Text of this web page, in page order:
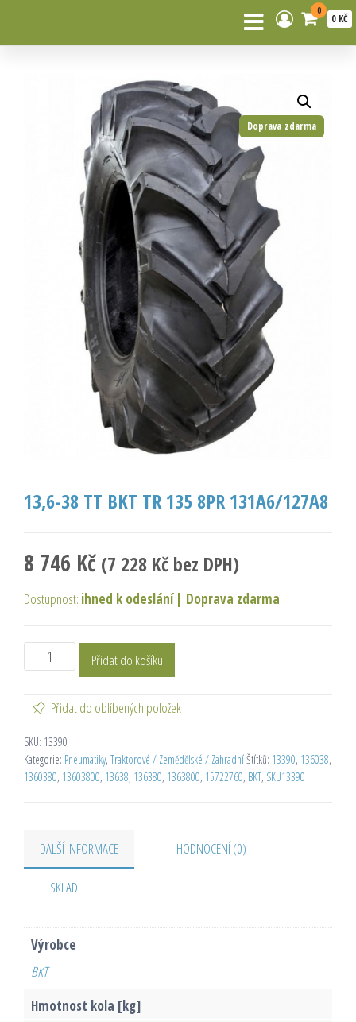
0
0 KČ
Doprava zdarma
13,6-38 TT BKT TR 135 8PR 131A6/127A8
8 746 Kč (7 228 Kč bez DPH)
Dostupnost: ihned k odeslání | Doprava zdarma
Přidat do košíku
Přidat do oblíbených položek
SKU: 13390
Kategorie: Pneumatiky, Traktorové / Zemědělské / ZahradníŠtítků: 13390, 136038,
1360380, 13603800, 13638, 136380, 1363800, 15722760, BKT, SKU13390
DALŠÍ INFORMACE HODNOCENÍ (0)
SKLAD
Výrobce
BKT
Hmotnost kola [kg]